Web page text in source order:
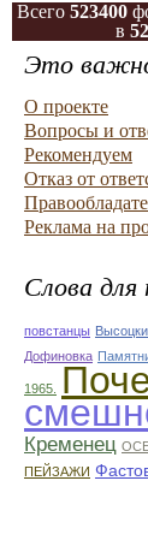
Всего 523400
в
Это
О проекте
Вопросы и
Рекомендуем
Отказ от
Реклама на
Слова для
повстанцы
Дофиновка
1965.
Кременец
ПЕЙЗАЖИ